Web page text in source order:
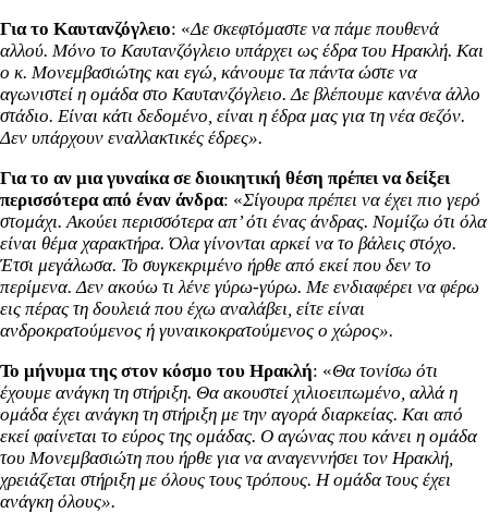
Για το Καυτανζόγλειο: «Δε σκεφτόμαστε να πάμε πουθενά
αλλού. Μόνο το Καυτανζόγλειο υπάρχει ως έδρα του Ηρακλή. Και
ο κ. Μονεμβασιώτης και εγώ, κάνουμε τα πάντα ώστε να
αγωνιστεί η ομάδα στο Καυτανζόγλειο. Δε βλέπουμε κανένα άλλο
στάδιο. Είναι κάτι δεδομένο, είναι η έδρα μας για τη νέα σεζόν.
Δεν υπάρχουν εναλλακτικές έδρες».
Για το αν μια γυναίκα σε διοικητική θέση πρέπει να δείξει
περισσότερα από έναν άνδρα: «Σίγουρα πρέπει να έχει πιο γερό
στομάχι. Ακούει περισσότερα απ’ ότι ένας άνδρας. Νομίζω ότι όλα
είναι θέμα χαρακτήρα. Όλα γίνονται αρκεί να το βάλεις στόχο.
Έτσι μεγάλωσα. Το συγκεκριμένο ήρθε από εκεί που δεν το
περίμενα. Δεν ακούω τι λένε γύρω-γύρω. Με ενδιαφέρει να φέρω
εις πέρας τη δουλειά που έχω αναλάβει, είτε είναι
ανδροκρατούμενος ή γυναικοκρατούμενος ο χώρος».
Το μήνυμα της στον κόσμο του Ηρακλή: «Θα τονίσω ότι
έχουμε ανάγκη τη στήριξη. Θα ακουστεί χιλιοειπωμένο, αλλά η
ομάδα έχει ανάγκη τη στήριξη με την αγορά διαρκείας. Και από
εκεί φαίνεται το εύρος της ομάδας. Ο αγώνας που κάνει η ομάδα
του Μονεμβασιώτη που ήρθε για να αναγεννήσει τον Ηρακλή,
χρειάζεται στήριξη με όλους τους τρόπους. Η ομάδα τους έχει
ανάγκη όλους».